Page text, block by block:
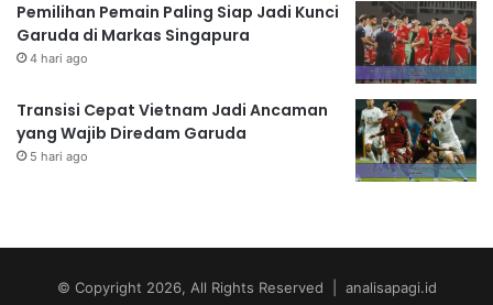
Pemilihan Pemain Paling Siap Jadi Kunci
Garuda di Markas Singapura
4 hari ago
Transisi Cepat Vietnam Jadi Ancaman
yang Wajib Diredam Garuda
5 hari ago
© Copyright 2026, All Rights Reserved | analisapagi.id